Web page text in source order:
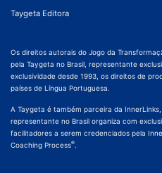
Taygeta Editora
Os direitos autorais do Jogo da
pela Taygeta no Brasil, representante
exclusividade desde 1993, os direitos de
países de Língua Portuguesa.
A Taygeta é também parceira da
representante no Brasil organiza com
facilitadores a serem credenciados pela
Coaching Process®